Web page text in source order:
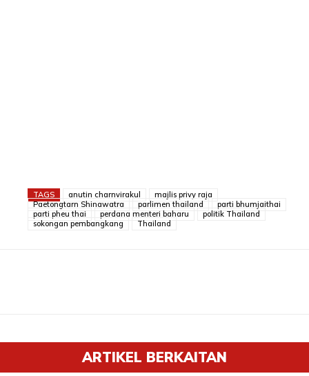
TAGS anutin charnvirakul
majlis privy raja
Paetongtarn Shinawatra
parlimen thailand
parti bhumjaithai
parti pheu thai
perdana menteri baharu
politik Thailand
sokongan pembangkang
Thailand
ARTIKEL BERKAITAN